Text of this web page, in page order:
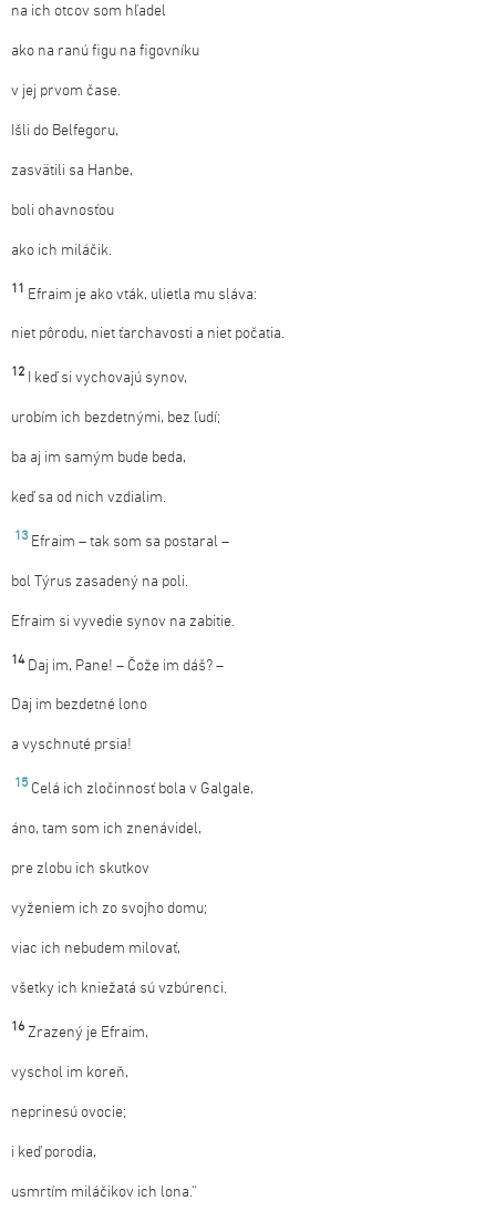
na ich otcov som hľadel
ako na ranú figu na figovníku
v jej prvom čase.
Išli do Belfegoru,
zasvätili sa Hanbe,
boli ohavnosťou
ako ich miláčik.
11 Efraim je ako vták, ulietla mu sláva:
niet pôrodu, niet ťarchavosti a niet počatia.
12 I keď si vychovajú synov,
urobím ich bezdetnými, bez ľudí;
ba aj im samým bude beda,
keď sa od nich vzdialim.
13 Efraim – tak som sa postaral –
bol Týrus zasadený na poli.
Efraim si vyvedie synov na zabitie.
14 Daj im, Pane! – Čože im dáš? –
Daj im bezdetné lono
a vyschnuté prsia!
15 Celá ich zločinnosť bola v Galgale,
áno, tam som ich znenávidel,
pre zlobu ich skutkov
vyženiem ich zo svojho domu;
viac ich nebudem milovať,
všetky ich kniežatá sú vzbúrenci.
16 Zrazený je Efraim,
vyschol im koreň,
neprinesú ovocie;
i keď porodia,
usmrtím miláčikov ich lona.“